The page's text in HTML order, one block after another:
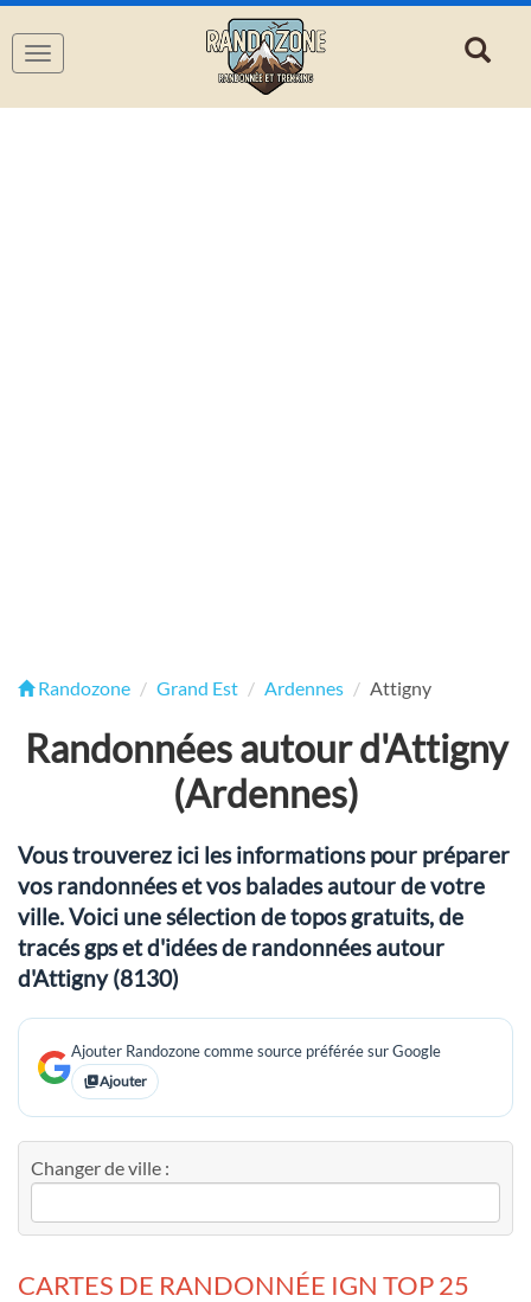
Navigation
Randozone Grand Est Ardennes Attigny
Randonnées autour d'Attigny
(Ardennes)
Vous trouverez ici les informations pour préparer
vos randonnées et vos balades autour de votre
ville. Voici une sélection de topos gratuits, de
tracés gps et d'idées de randonnées autour
d'Attigny (8130)
Ajouter Randozone comme source préférée sur Google
Ajouter
Changer de ville :
CARTES DE RANDONNÉE IGN TOP 25